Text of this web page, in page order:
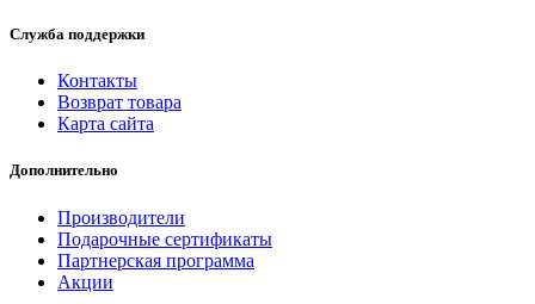
Служба поддержки
Контакты
Возврат товара
Карта сайта
Дополнительно
Производители
Подарочные сертификаты
Партнерская программа
Акции